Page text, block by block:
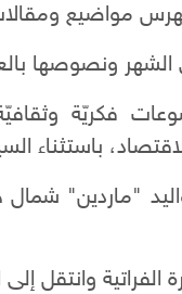
مواضيع
ونصوصها
فكريّة
باستثناء
الفراتية وانتقل
- أقدم حمال بحلب